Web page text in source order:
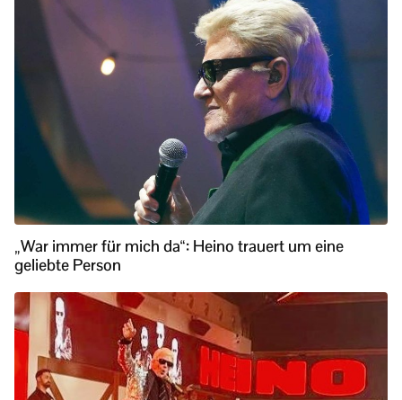
„War immer für mich da“: Heino trauert um eine
geliebte Person